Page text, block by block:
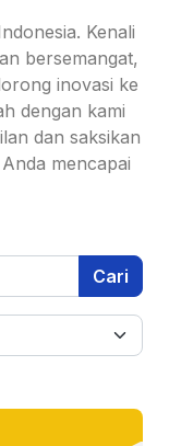
Kenali
bersemangat,
inovasi ke
dengan kami
dan saksikan
mencapai
Cari